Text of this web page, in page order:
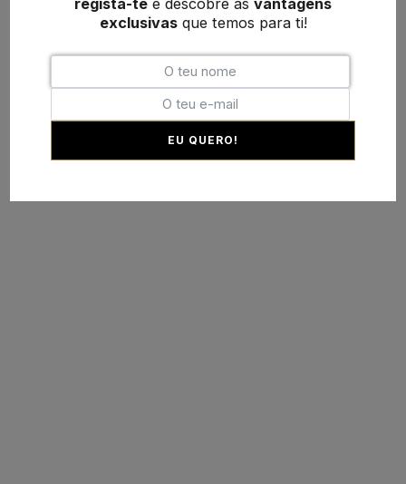
exclusivasque temos para ti!
EU QUERO!